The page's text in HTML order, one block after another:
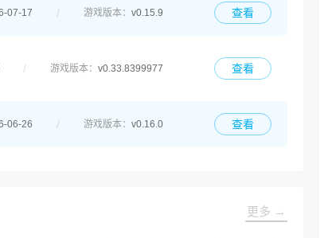
07-17 游戏版本： v0.15.9 查看
游戏版本： v0.33.8399977 查看
06-26 游戏版本： v0.16.0 查看
更多 →